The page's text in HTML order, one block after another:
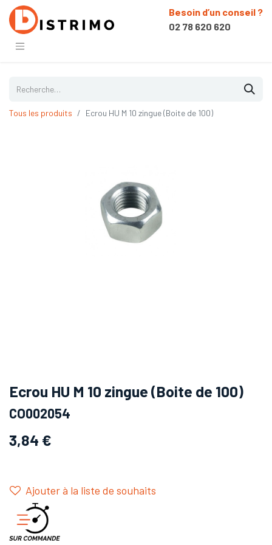
Besoin d’un conseil ?
02 78 620 620
Tous les produits Ecrou HU M 10 zingue (Boite de 100)
Ecrou HU M 10 zingue (Boite de 100)
CO002054
3,84 €
Ajouter à la liste de souhaits